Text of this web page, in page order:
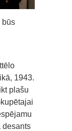
būs
1943.
plašu
desants